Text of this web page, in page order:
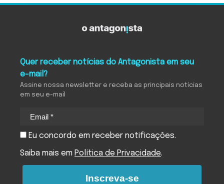
Quer receber notícias do Antagonista em seu
e-mail?
Assine nossa newsletter e receba as principais notícias
em seu e-mail
Eu concordo em receber notificações.
Saiba mais em Política de Privacidade.
Inscreva-se